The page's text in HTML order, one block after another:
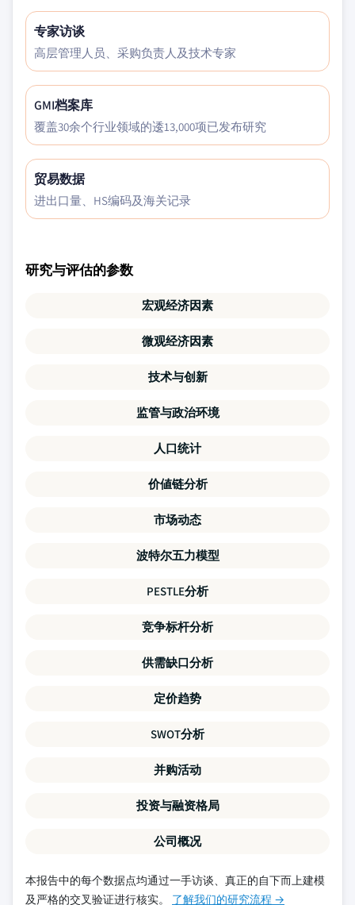
专家访谈
高层管理人员、采购负责人及技术专家
GMI档案库
覆盖30余个行业领域的逶13,000项已发布研究
贸易数据
进出口量、HS编码及海关记录
研究与评估的参数
宏观经济因素
微观经济因素
技术与创新
监管与政治环境
人口统计
价値链分析
市场动态
波特尔五力模型
PESTLE分析
竞争标杆分析
供需缺口分析
定价趋势
SWOT分析
并购活动
投资与融资格局
公司概况
本报告中的每个数据点均通过一手访谈、真正的自下而上建模
及严格的交叉验证进行核实。 了解我们的研究流程 →